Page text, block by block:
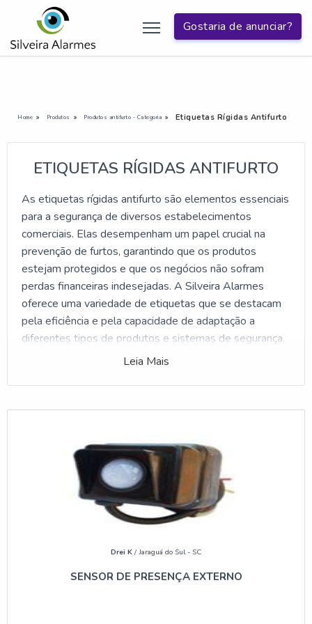
Gostaria de anunciar?
Home Produtos Produtos antifurto - Categoria Etiquetas Rígidas Antifurto
ETIQUETAS RÍGIDAS ANTIFURTO
As etiquetas rígidas antifurto são elementos essenciais
para a segurança de diversos estabelecimentos
comerciais. Elas desempenham um papel crucial na
prevenção de furtos, garantindo que os produtos
estejam protegidos e que os negócios não sofram
perdas financeiras indesejadas. A Silveira Alarmes
oferece uma variedade de etiquetas que se destacam
pela eficiência e pela capacidade de adaptação a
diferentes tipos de produtos e sistemas de segurança.
DESCRIÇÃO COMPLETA DAS
O QUE É UMA ETIQUETA ANTIFURTO?
Uma etiqueta antifurto é um dispositivo de segurança
que se fixa a produtos para prevenir roubos. Elas
funcionam em conjunto com sistemas de detecção
eletrônica, como antenas de segurança, que emitem um
autorização. As etiquetas podem ser rígidas, como as
oferecidas pela Silveira Alarmes, ou adesivas,
Leia Mais
Drei K / Jaraguá do Sul - SC
SENSOR DE PRESENÇA EXTERNO